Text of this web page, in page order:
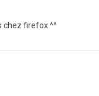
chez firefox ^^